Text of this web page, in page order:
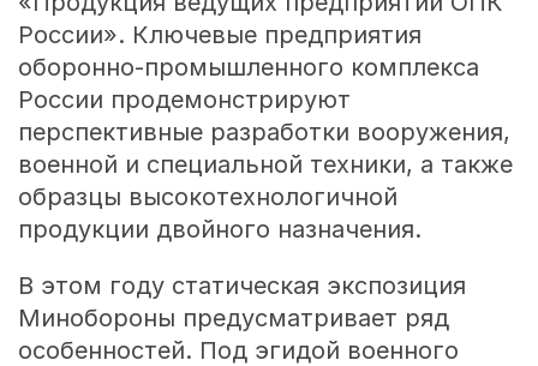
России». Ключевые предприятия
оборонно-промышленного комплекса
России продемонстрируют
перспективные разработки вооружения,
военной и специальной техники, а также
образцы высокотехнологичной
продукции двойного назначения.
В этом году статическая экспозиция
Минобороны предусматривает ряд
особенностей. Под эгидой военного